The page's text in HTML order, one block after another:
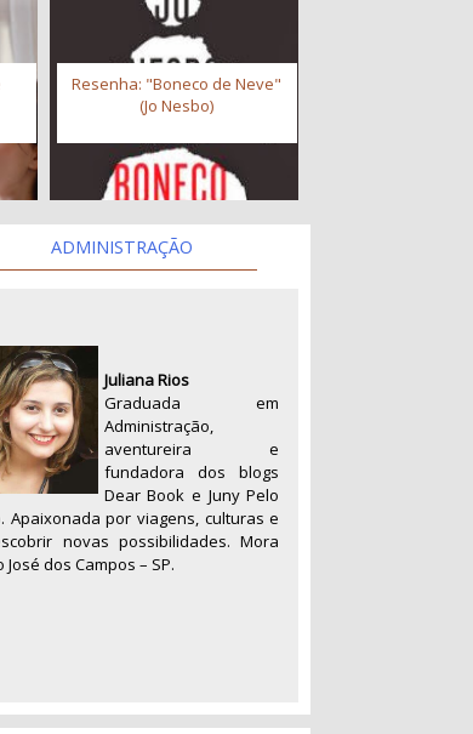
Resenha: "Boneco de Neve"
(Jo Nesbo)
ADMINISTRAÇÃO
Juliana Rios
Graduada em
Administração,
aventureira e
fundadora dos blogs
Dear Book e Juny Pelo
Apaixonada por viagens, culturas e
novas possibilidades. Mora
José dos Campos – SP.